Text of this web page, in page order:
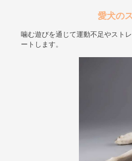
愛犬の
噛む遊びを通じて運動不足やスト
ートします。